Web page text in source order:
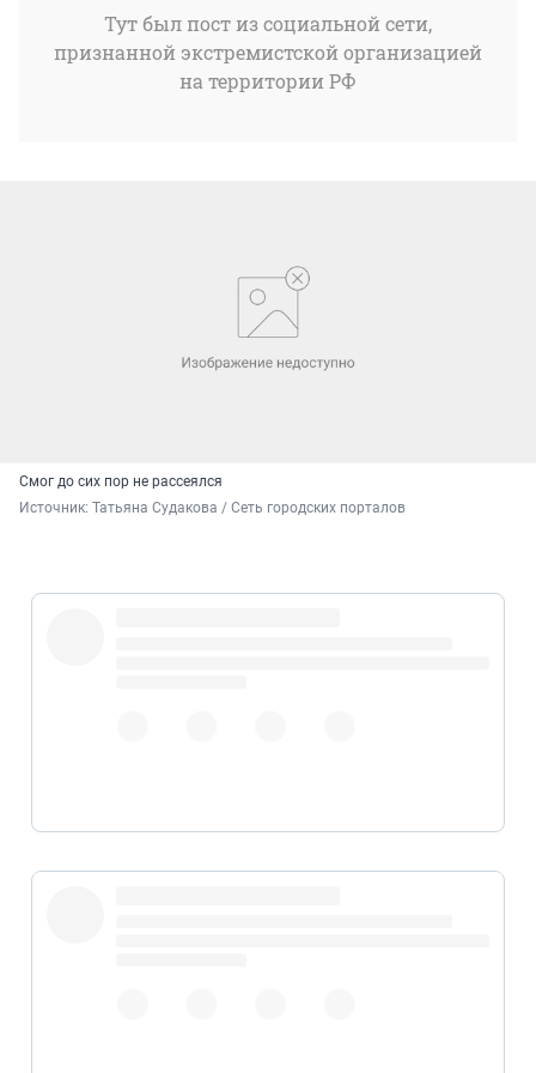
Тут был пост из социальной сети,
признанной экстремистской организацией
на территории РФ
Смог до сих пор не рассеялся
Источник: Татьяна Судакова / Сеть городских порталов
pic.twitter.com/y8hG7lOJSP